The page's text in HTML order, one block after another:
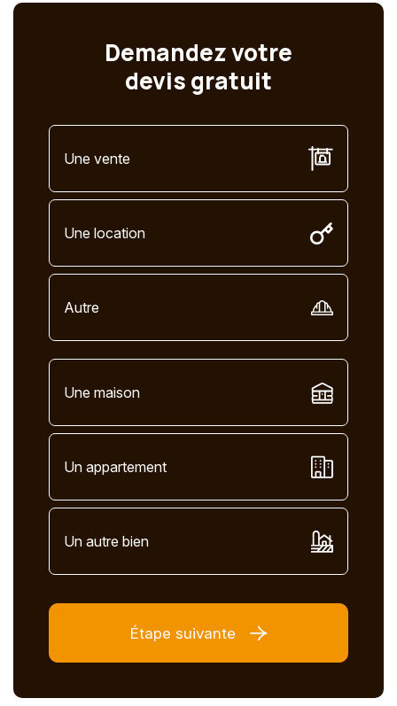
Demandez votre
devis gratuit
Une vente
Une location
Autre
Une maison
Un appartement
Un autre bien
Étape suivante